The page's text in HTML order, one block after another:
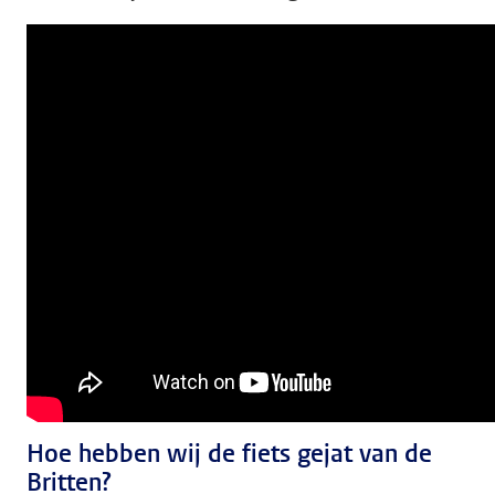
Hoe hebben wij de fiets gejat van de
Britten?